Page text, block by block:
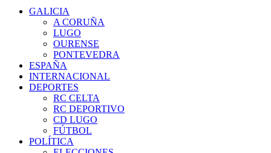
GALICIA
A CORUÑA
LUGO
OURENSE
PONTEVEDRA
ESPAÑA
INTERNACIONAL
DEPORTES
RC CELTA
RC DEPORTIVO
CD LUGO
FÚTBOL
POLÍTICA